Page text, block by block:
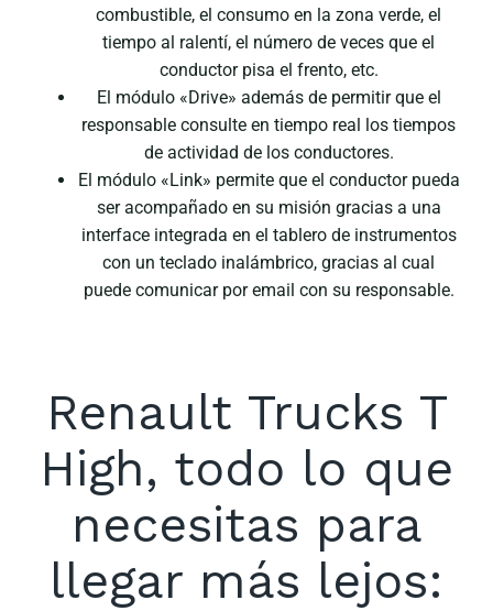
combustible, el consumo en la zona verde, el
tiempo al ralentí, el número de veces que el
conductor pisa el frento, etc.
El módulo «Drive» además de permitir que el
responsable consulte en tiempo real los tiempos
de actividad de los conductores.
El módulo «Link» permite que el conductor pueda
ser acompañado en su misión gracias a una
interface integrada en el tablero de instrumentos
con un teclado inalámbrico, gracias al cual
puede comunicar por email con su responsable.
Renault Trucks T
High, todo lo que
necesitas para
llegar más lejos: